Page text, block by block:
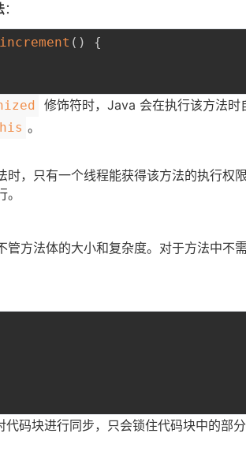
：
increment ( )
{
修饰符时，Java 会在执行该方法时
。
时，只有一个线程能获得该方法的执行权
管方法体的大小和复杂度。对于方法中不
代码块进行同步，只会锁住代码块中的部